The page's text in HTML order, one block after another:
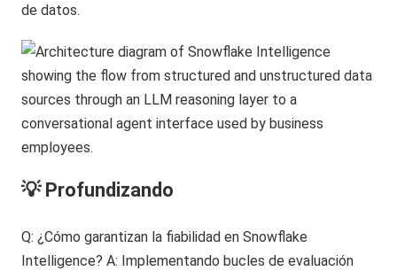
de datos.
💡 Profundizando
Q: ¿Cómo garantizan la fiabilidad en Snowflake
Intelligence? A: Implementando bucles de evaluación